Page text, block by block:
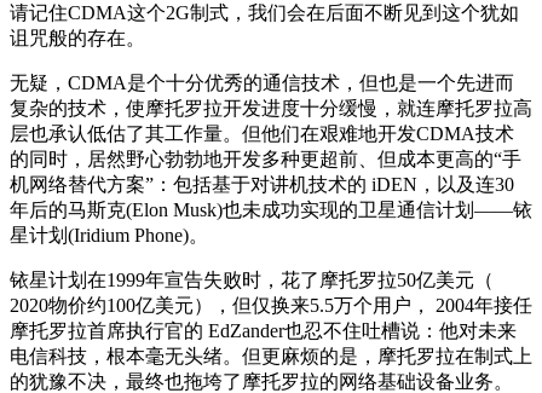
请记住CDMA这个2G制式，我们会在后面不断见到这个犹如
诅咒般的存在。
无疑，CDMA是个十分优秀的通信技术，但也是一个先进而
复杂的技术，使摩托罗拉开发进度十分缓慢，就连摩托罗拉高
层也承认低估了其工作量。但他们在艰难地开发CDMA技术
的同时，居然野心勃勃地开发多种更超前、但成本更高的“手
机网络替代方案”：包括基于对讲机技术的 iDEN，以及连30
年后的马斯克(Elon Musk)也未成功实现的卫星通信计划——铱
星计划(Iridium Phone)。
铱星计划在1999年宣告失败时，花了摩托罗拉50亿美元（
2020物价约100亿美元），但仅换来5.5万个用户， 2004年接任
摩托罗拉首席执行官的 EdZander也忍不住吐槽说：他对未来
电信科技，根本毫无头绪。但更麻烦的是，摩托罗拉在制式上
的犹豫不决，最终也拖垮了摩托罗拉的网络基础设备业务。